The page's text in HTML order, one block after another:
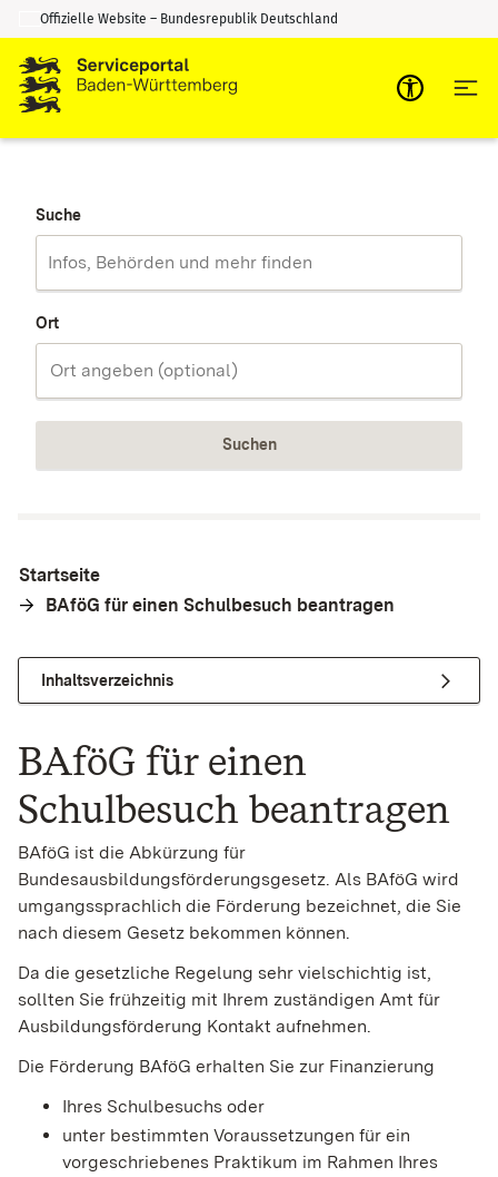
Zum Inhalt springen
Zur Suche springen
Offizielle Website – Bundesrepublik Deutschland
Suche
Ort
Suchen
Startseite
BAföG für einen Schulbesuch beantragen
Inhaltsverzeichnis
BAföG für einen
Schulbesuch beantragen
BAföG ist die Abkürzung für
Bundesausbildungsförderungsgesetz. Als BAföG wird
umgangssprachlich die Förderung bezeichnet, die Sie
nach diesem Gesetz bekommen können.
Da die gesetzliche Regelung sehr vielschichtig ist,
sollten Sie frühzeitig mit Ihrem zuständigen Amt für
Ausbildungsförderung Kontakt aufnehmen.
Die Förderung BAföG erhalten Sie zur Finanzierung
Ihres Schulbesuchs oder
unter bestimmten Voraussetzungen für ein
vorgeschriebenes Praktikum im Rahmen Ihres